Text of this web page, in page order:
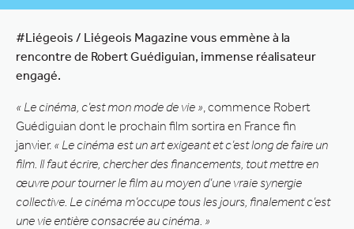
#Liégeois / Liégeois Magazine vous emmène à la
rencontre de Robert Guédiguian, immense réalisateur
engagé.
« Le cinéma, c’est mon mode de vie » , commence Robert
Guédiguian dont le prochain film sortira en France fin
janvier. « Le cinéma est un art exigeant et c’est long de faire un
film. Il faut écrire, chercher des financements, tout mettre en
œuvre pour tourner le film au moyen d’une vraie synergie
collective. Le cinéma m’occupe tous les jours, finalement c’est
une vie entière consacrée au cinéma. »